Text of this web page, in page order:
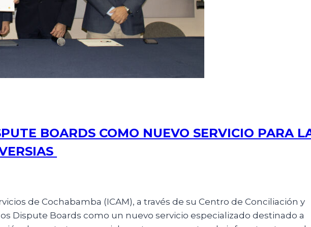
BOARDS COMO NUEVO SERVICIO PARA
de Cochabamba (ICAM), a través de su Centro de Conciliación y
Dispute Boards como un nuevo servicio especializado destinado a